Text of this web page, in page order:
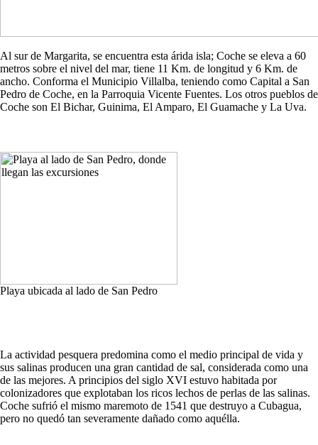
Al sur de Margarita, se encuentra esta árida isla; Coche se eleva a 60
metros sobre el nivel del mar, tiene 11 Km. de longitud y 6 Km. de
ancho. Conforma el Municipio Villalba, teniendo como Capital a San
Pedro de Coche, en la Parroquia Vicente Fuentes. Los otros pueblos de
Coche son El Bichar, Guinima, El Amparo, El Guamache y La Uva.
Playa ubicada al lado de San Pedro
La actividad pesquera predomina como el medio principal de vida y
sus salinas producen una gran cantidad de sal, considerada como una
de las mejores. A principios del siglo XVI estuvo habitada por
colonizadores que explotaban los ricos lechos de perlas de las salinas.
Coche sufrió el mismo maremoto de 1541 que destruyo a Cubagua,
pero no quedó tan severamente dañado como aquélla.